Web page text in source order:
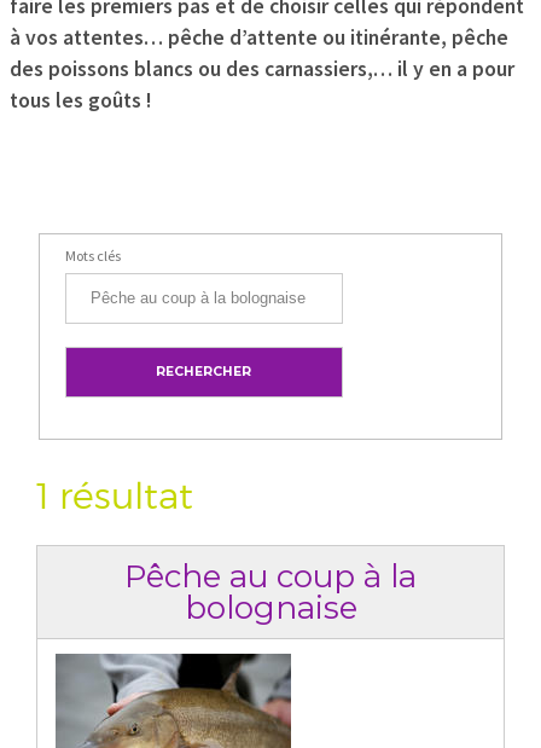
faire les premiers pas et de choisir celles qui répondent
à vos attentes… pêche d’attente ou itinérante, pêche
des poissons blancs ou des carnassiers,… il y en a pour
tous les goûts !
Mots clés
1 résultat
Pêche au coup à la
bolognaise